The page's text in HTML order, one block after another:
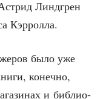
Линдгрен
Кэрролла.
было уже
конеч­но,
и биб­лио­